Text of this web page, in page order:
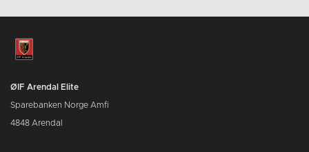
ØIF Arendal Elite
Sparebanken Norge Amfi
4848 Arendal